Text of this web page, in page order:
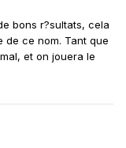
bons r?sultats, cela
ce nom. Tant que
et on jouera le